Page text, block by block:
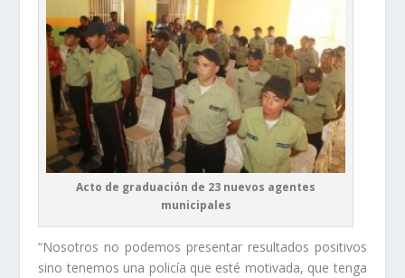
Acto de graduación de 23 nuevos agentes
municipales
“Nosotros no podemos presentar resultados positivos
sino tenemos una policía que esté motivada, que tenga